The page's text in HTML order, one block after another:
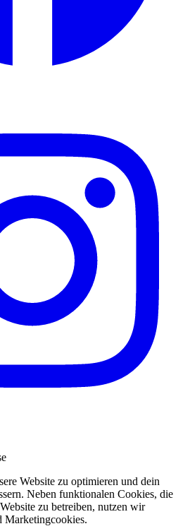
Website zu optimieren und dein
Neben funktionalen Cookies, die
zu betreiben, nutzen wir
Marketingcookies.